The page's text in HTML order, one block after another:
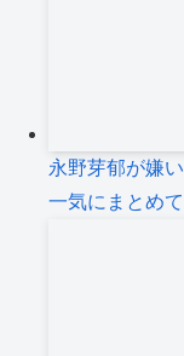
永野芽郁が嫌
一気にまとめて